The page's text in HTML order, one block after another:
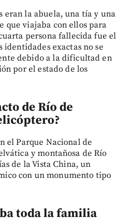
eran la abuela, una tía y una
que viajaba con ellos para
persona fallecida fue el
exactas no se
debido a la dificultad en
por el estado de los
de Río de
el Parque Nacional de
y montañosa de Río
de la Vista China, un
con un monumento tipo
toda la familia